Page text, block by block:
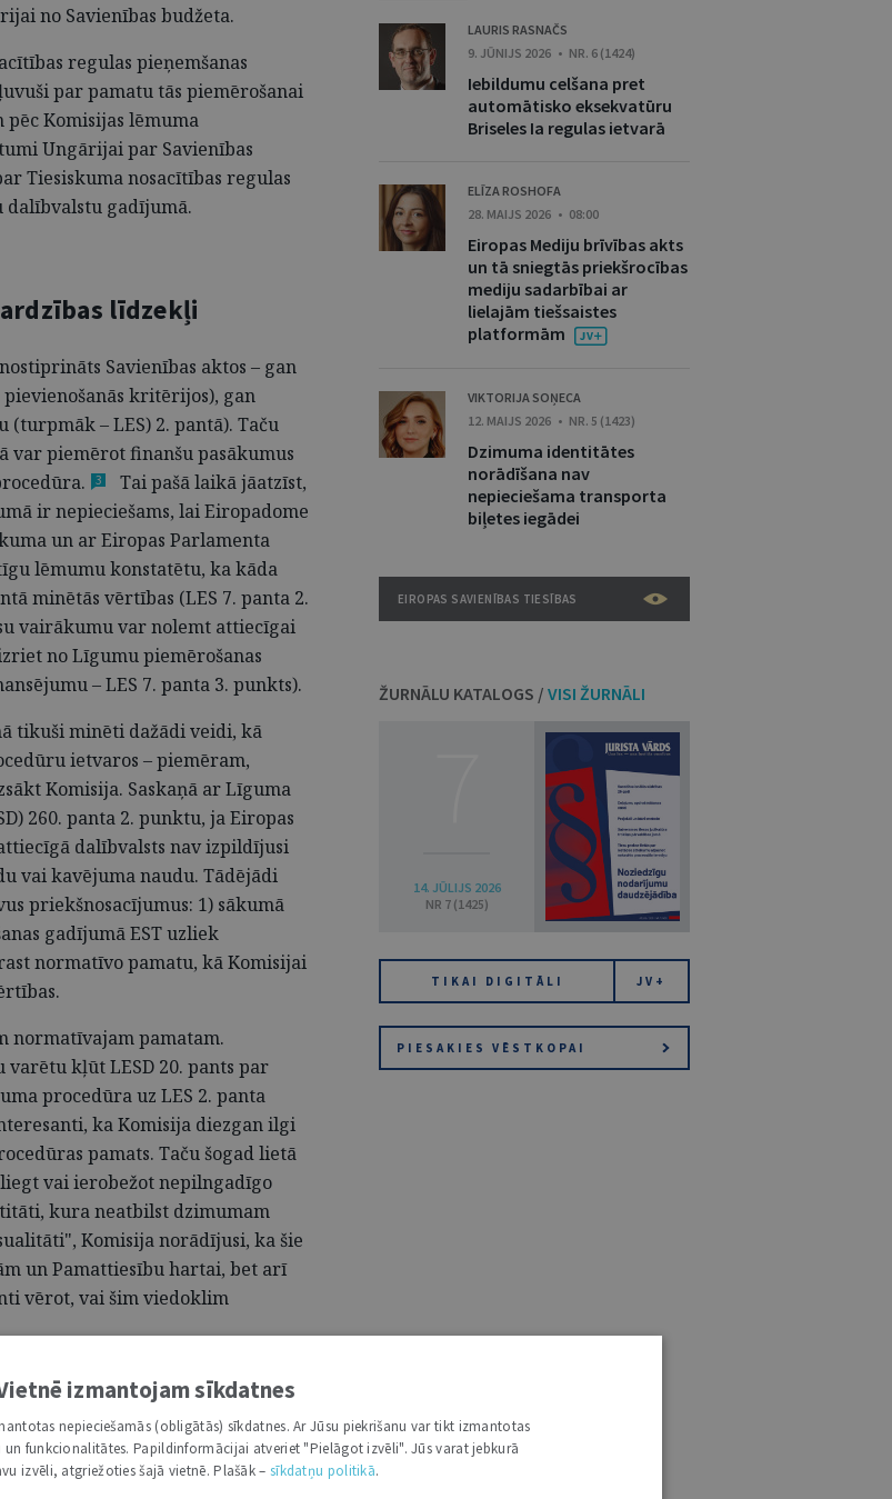
no Savienības budžeta.
regulas pieņemšanas
par pamatu tās piemērošanai
Komisijas lēmuma
Ungārijai par Savienības
Tiesiskuma nosacītības regulas
dalībvalstu gadījumā.
līdzekļi
Savienības aktos – gan
kritērijos), gan
– LES) 2. pantā). Taču
var piemērot finanšu pasākumus
3
Tai pašā laikā jāatzīst,
ir nepieciešams, lai Eiropadome
un ar Eiropas Parlamenta
lēmumu konstatētu, ka kāda
minētās vērtības (LES 7. panta 2.
vairākumu var nolemt attiecīgai
no Līgumu piemērošanas
– LES 7. panta 3. punkts).
tikuši minēti dažādi veidi, kā
ietvaros – piemēram,
Komisija. Saskaņā ar Līguma
260. panta 2. punktu, ja Eiropas
dalībvalsts nav izpildījusi
vai kavējuma naudu. Tādējādi
priekšnosacījumus: 1) sākumā
gadījumā EST uzliek
normatīvo pamatu, kā Komisijai
normatīvajam pamatam.
kļūt LESD 20. pants par
procedūra uz LES 2. panta
ka Komisija diezgan ilgi
pamats. Taču šogad lietā
vai ierobežot nepilngadīgo
kura neatbilst dzimumam
Komisija norādījusi, ka šie
un Pamattiesību hartai, bet arī
vērot, vai šim viedoklim
49. pantā, kurā ir paredzēta
par Savienības dalībvalsti, ir
un brīvprātīgi ir pieņēmušas
ievēro šīs vērtības un apņemas
ievērošana no dalībvalsts puses ir
LAURIS RASNAČS
9. JŪNIJS 2026 • NR. 6 (1424)
Iebildumu celšana pret
automātisko eksekvatūru
Briseles Ia regulas ietvarā
ELĪZA ROSHOFA
28. MAIJS 2026 • 08:00
Eiropas Mediju brīvības akts
un tā sniegtās priekšrocības
mediju sadarbībai ar
lielajām tiešsaistes
platformām
VIKTORIJA SOŅECA
12. MAIJS 2026 • NR. 5 (1423)
Dzimuma identitātes
norādīšana nav
nepieciešama transporta
biļetes iegādei
EIROPAS SAVIENĪBAS TIESĪBAS
ŽURNĀLU KATALOGS / VISI ŽURNĀLI
14. JŪLIJS 2026
NR 7 (1425)
TIKAI DIGITĀLI JV+
PIESAKIES VĒSTKOPAI
izmantojam sīkdatnes
nepieciešamās (obligātās) sīkdatnes. Ar Jūsu piekrišanu var tikt izmantotas
funkcionalitātes. Papildinformācijai atveriet "Pielāgot izvēli". Jūs varat jebkurā
izvēli, atgriežoties šajā vietnē. Plašāk – sīkdatņu politikā.